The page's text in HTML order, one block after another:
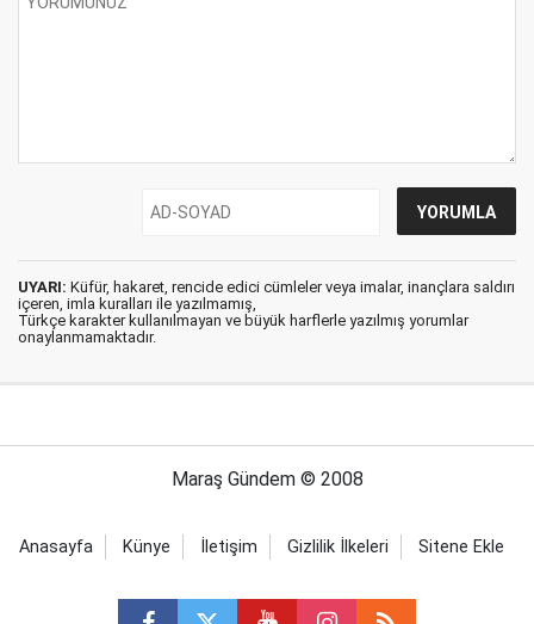
UYARI: Küfür, hakaret, rencide edici cümleler veya imalar, inançlara saldırı
içeren, imla kuralları ile yazılmamış,
Türkçe karakter kullanılmayan ve büyük harflerle yazılmış yorumlar
onaylanmamaktadır.
Maraş Gündem © 2008
Anasayfa Künye İletişim Gizlilik İlkeleri Sitene Ekle